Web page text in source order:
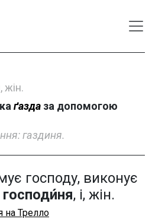
жін.
ґазда за допомогою
газдиня.
господу, виконує
господи́ня, і, жін.
на Трелло